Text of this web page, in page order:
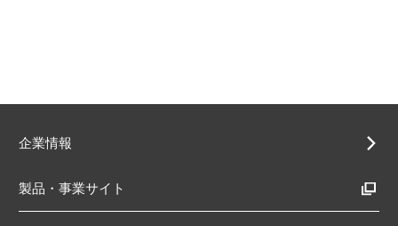
企業情報
製品・事業サイト